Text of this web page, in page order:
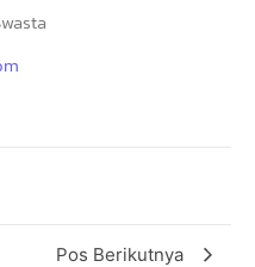
Pos Berikutnya